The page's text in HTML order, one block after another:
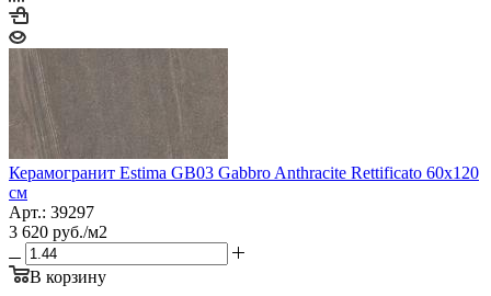
Керамогранит Estima GB03 Gabbro Anthracite Rettificato 60x120
см
Арт.: 39297
3 620 руб./м2
В корзину